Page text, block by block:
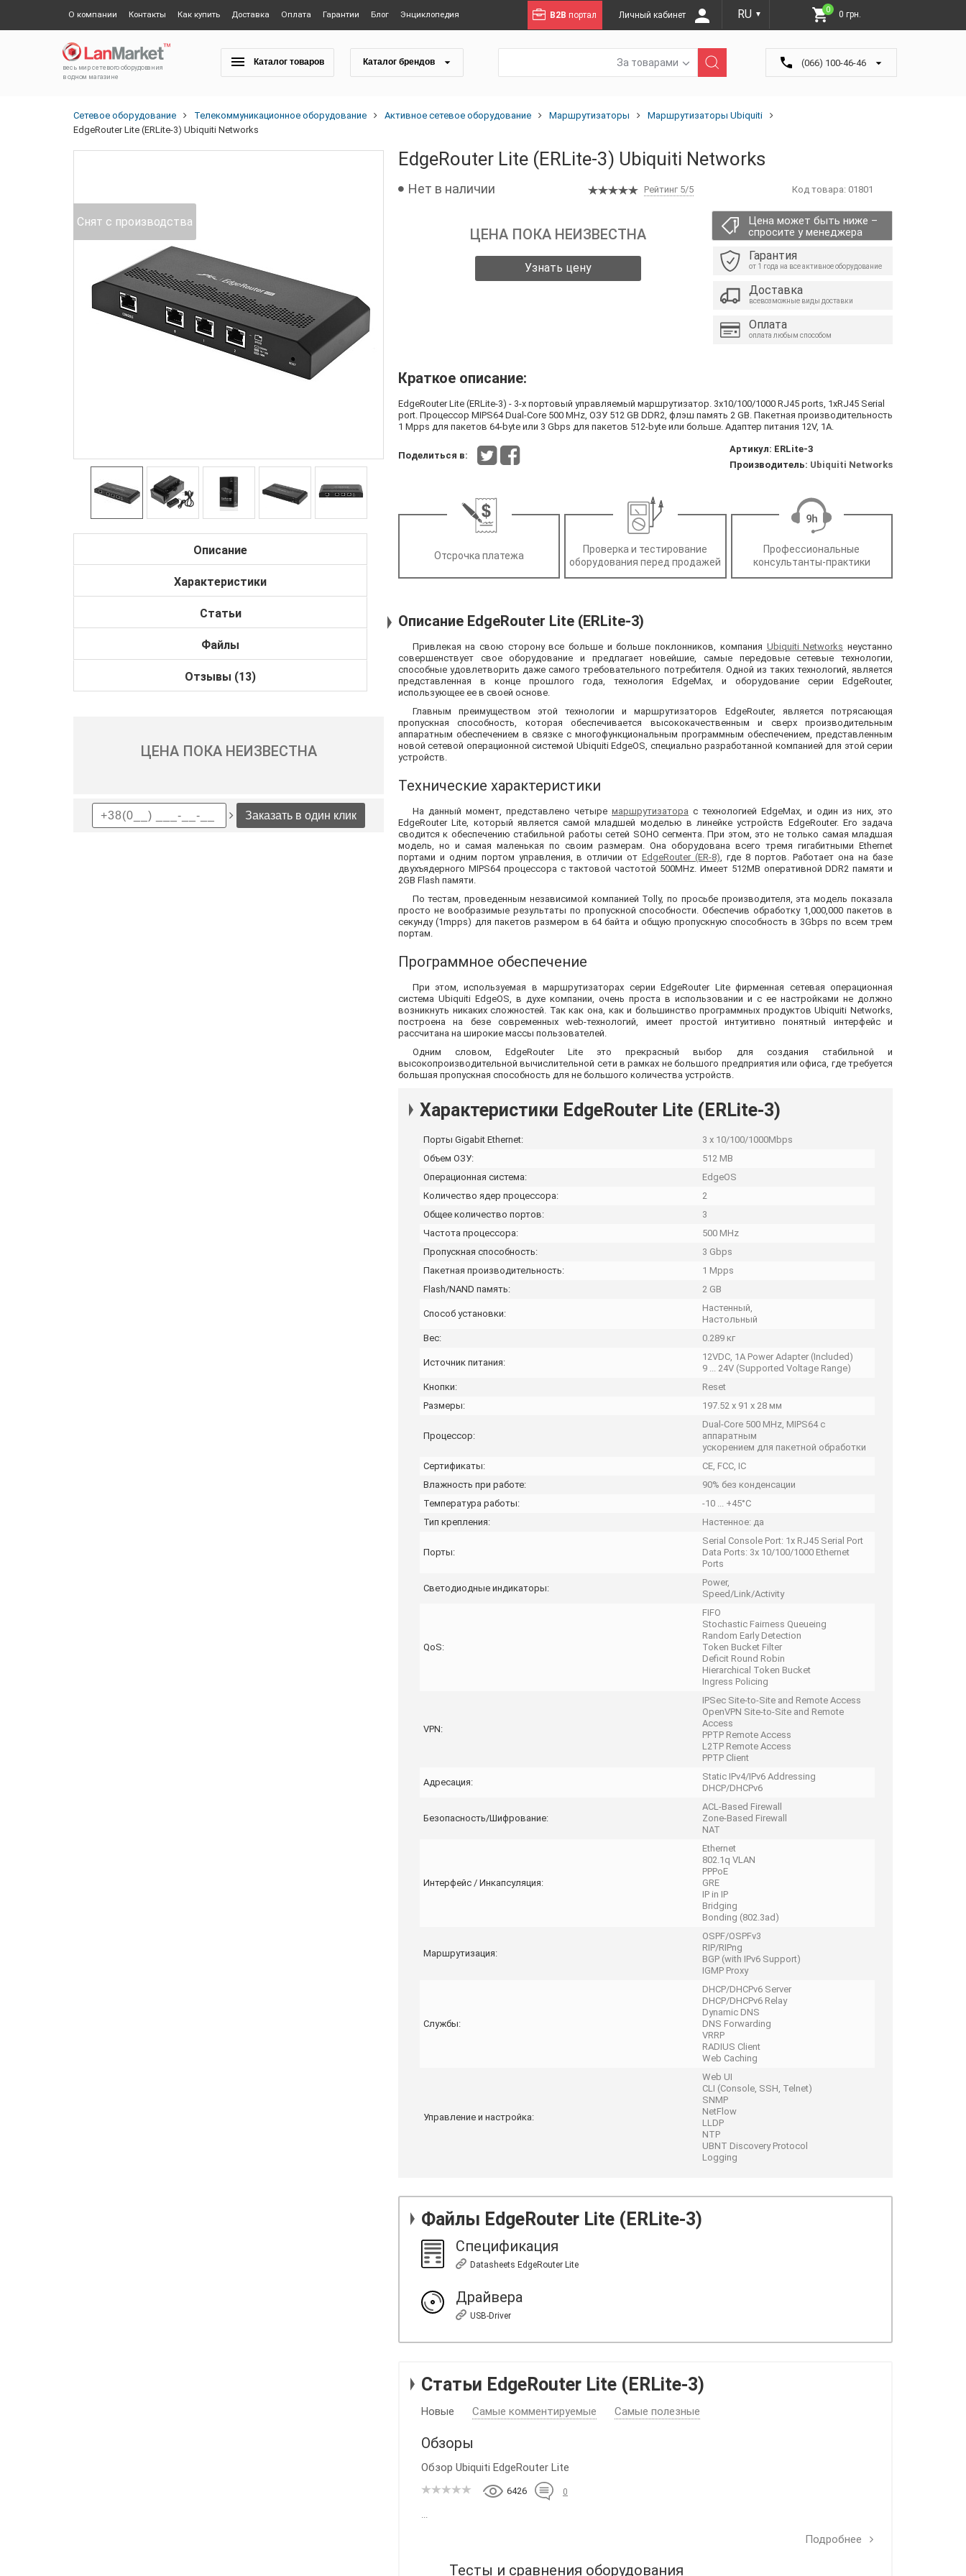
О компании Контакты Как купить Доставка Оплата Гарантии Блог Энциклопедия B2B портал Личный кабинет RU ▼
0 0 грн.
весь мир сетевого оборудования
в одном магазине
Каталог товаров Каталог брендов За товарами (066) 100-46-46
Сетевое оборудование Телекоммуникационное оборудование Активное сетевое оборудование Маршрутизаторы
Маршрутизаторы Ubiquiti
EdgeRouter Lite (ERLite-3) Ubiquiti Networks
Снят с производства
Описание
Характеристики
Статьи
Файлы
Отзывы (13)
ЦЕНА ПОКА НЕИЗВЕСТНА
Заказать в один клик
EdgeRouter Lite (ERLite-3) Ubiquiti Networks
Нет в наличии Код товара: 01801
Рейтинг 5/5
ЦЕНА ПОКА НЕИЗВЕСТНА
Узнать цену
Цена может быть ниже –
спросите у менеджера
Гарантия
от 1 года на все активное оборудование
Доставка
всевозможные виды доставки
Оплата
оплата любым способом
Краткое описание:
EdgeRouter Lite (ERLite-3) - 3-х портовый управляемый маршрутизатор. 3x10/100/1000 RJ45 ports, 1xRJ45 Serial
port. Процессор MIPS64 Dual-Core 500 MHz, ОЗУ 512 GB DDR2, флэш память 2 GB. Пакетная производительность
1 Mpps для пакетов 64-byte или 3 Gbps для пакетов 512-byte или больше. Адаптер питания 12V, 1A.
Артикул: ERLite-3
Производитель: Ubiquiti Networks
Поделиться в:
Отсрочка платежа
Проверка и тестирование
оборудования перед продажей
Профессиональные
консультанты-практики
Описание EdgeRouter Lite (ERLite-3)
Привлекая на свою сторону все больше и больше поклонников, компания Ubiquiti Networks неустанно
совершенствует свое оборудование и предлагает новейшие, самые передовые сетевые технологии,
способные удовлетворить даже самого требовательного потребителя. Одной из таких технологий, является
представленная в конце прошлого года, технология EdgeMax, и оборудование серии EdgeRouter,
использующее ее в своей основе.
Главным преимуществом этой технологии и маршрутизаторов EdgeRouter, является потрясающая
пропускная способность, которая обеспечивается высококачественным и сверх производительным
аппаратным обеспечением в связке с многофункциональным программным обеспечением, представленным
новой сетевой операционной системой Ubiquiti EdgeOS, специально разработанной компанией для этой серии
устройств.
Технические характеристики
На данный момент, представлено четыремаршрутизатора с технологией EdgeMax, и один из них, это
EdgeRouter Lite , который является самой младшей моделью в линейке устройств EdgeRouter. Его задача
сводится к обеспечению стабильной работы сетей SOHO сегмента. При этом, это не только самая младшая
модель, но и самая маленькая по своим размерам. Она оборудована всего тремя гигабитными Ethernet
портами и одним портом управления, в отличии от EdgeRouter (ER-8) , где 8 портов. Работает она на базе
двухъядерного MIPS64 процессора с тактовой частотой 500MHz. Имеет 512MB оперативной DDR2 памяти и
2GB Flash памяти.
По тестам, проведенным независимой компанией Tolly, по просьбе производителя, эта модель показала
просто не вообразимые результаты по пропускной способности. Обеспечив обработку 1,000,000 пакетов в
секунду (1mpps) для пакетов размером в 64 байта и общую пропускную способность в 3Gbps по всем трем
портам.
Программное обеспечение
При этом, используемая в маршрутизаторах серии EdgeRouter Lite фирменная сетевая операционная
система Ubiquiti EdgeOS, в духе компании, очень проста в использовании и с ее настройками не должно
возникнуть никаких сложностей. Так как она, как и большинство программных продуктов Ubiquiti Networks,
построена на безе современных web-технологий, имеет простой интуитивно понятный интерфейс и
рассчитана на широкие массы пользователей.
Одним словом, EdgeRouter Lite это прекрасный выбор для создания стабильной и
высокопроизводительной вычислительной сети в рамках не большого предприятия или офиса, где требуется
большая пропускная способность для не большого количества устройств.
Характеристики EdgeRouter Lite (ERLite-3)
Порты Gigabit Ethernet:
3 x 10/100/1000Mbps
Объем ОЗУ:
512 MB
Операционная система:
EdgeOS
Количество ядер процессора:
2
Общее количество портов:
3
Частота процессора:
500 MHz
Пропускная способность:
3 Gbps
Пакетная производительность:
1 Mpps
Flash/NAND память:
2 GB
Способ установки:
Настенный,
Настольный
Вес:
0.289 кг
Источник питания:
12VDC, 1A Power Adapter (Included)
9 ... 24V (Supported Voltage Range)
Кнопки:
Reset
Размеры:
197.52 x 91 x 28 мм
Процессор:
Dual-Core 500 MHz, MIPS64 с
аппаратным
ускорением для пакетной обработки
Сертификаты:
CE, FCC, IC
Влажность при работе:
90% без конденсации
Температура работы:
‑10 ... +45°C
Тип крепления:
Настенное: да
Порты:
Serial Console Port: 1x RJ45 Serial Port
Data Ports: 3x 10/100/1000 Ethernet
Ports
Светодиодные индикаторы:
Power,
Speed/Link/Activity
QoS:
FIFO
Stochastic Fairness Queueing
Random Early Detection
Token Bucket Filter
Deficit Round Robin
Hierarchical Token Bucket
Ingress Policing
VPN:
IPSec Site-to-Site and Remote Access
OpenVPN Site‑to‑Site and Remote
Access
PPTP Remote Access
L2TP Remote Access
PPTP Client
Адресация:
Static IPv4/IPv6 Addressing
DHCP/DHCPv6
Безопасность/Шифрование:
ACL-Based Firewall
Zone-Based Firewall
NAT
Интерфейс / Инкапсуляция:
Ethernet
802.1q VLAN
PPPoE
GRE
IP in IP
Bridging
Bonding (802.3ad)
Маршрутизация:
OSPF/OSPFv3
RIP/RIPng
BGP (with IPv6 Support)
IGMP Proxy
Службы:
DHCP/DHCPv6 Server
DHCP/DHCPv6 Relay
Dynamic DNS
DNS Forwarding
VRRP
RADIUS Client
Web Caching
Управление и настройка:
Web UI
CLI (Console, SSH, Telnet)
SNMP
NetFlow
LLDP
NTP
UBNT Discovery Protocol
Logging
Файлы EdgeRouter Lite (ERLite-3)
Спецификация
Datasheets EdgeRouter Lite
Драйвера
USB-Driver
Статьи EdgeRouter Lite (ERLite-3)
Новые Самые комментируемые Самые полезные
Обзоры
Обзор Ubiquiti EdgeRouter Lite
6426 0
Подробнее
Тесты и сравнения оборудования